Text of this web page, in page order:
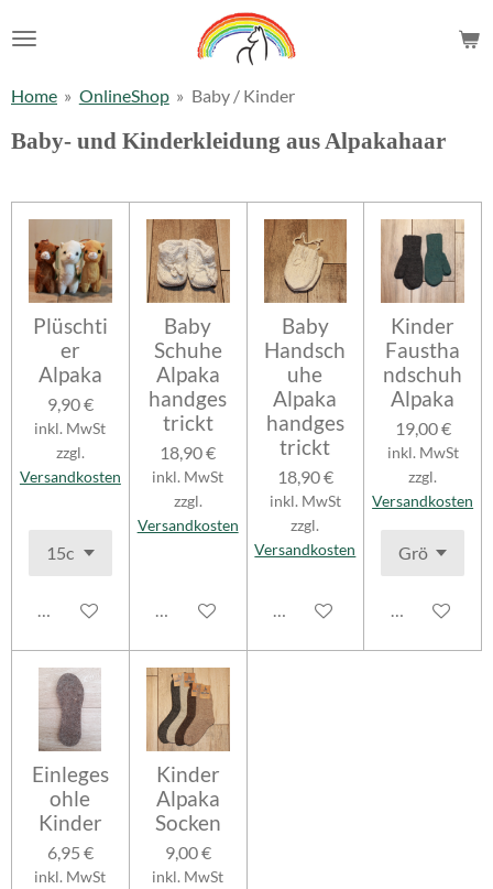
Hauptinhalt
Home » OnlineShop » Baby / Kinder
Baby- und Kinderkleidung aus Alpakahaar
Plüschti
er
Alpaka
9,90 €
inkl. MwSt
zzgl.
Versandkosten
In den Warenkorb
Baby
Schuhe
Alpaka
handges
trickt
18,90 €
inkl. MwSt
zzgl.
Versandkosten
In den Warenkorb
Baby
Handsch
uhe
Alpaka
handges
trickt
18,90 €
inkl. MwSt
zzgl.
Versandkosten
In den Warenkorb
Kinder
Faustha
ndschuh
Alpaka
19,00 €
inkl. MwSt
zzgl.
Versandkosten
In den
Einleges
ohle
Kinder
6,95 €
inkl. MwSt
Kinder
Alpaka
Socken
9,00 €
inkl. MwSt